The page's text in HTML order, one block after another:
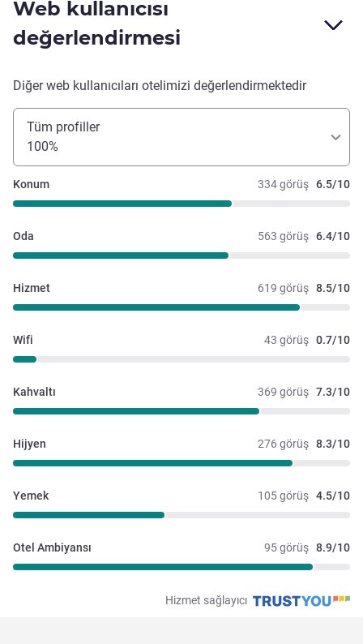
Web kullanıcısı
değerlendirmesi
Diğer web kullanıcıları otelimizi değerlendirmektedir
Tüm profiller
100%
334 görüş 6.5/10
Konum
563 görüş 6.4/10
Oda
619 görüş 8.5/10
Hizmet
43 görüş 0.7/10
Wifi
369 görüş 7.3/10
Kahvaltı
276 görüş 8.3/10
Hijyen
105 görüş 4.5/10
Yemek
95 görüş 8.9/10
Otel Ambiyansı
Hizmet sağlayıcı